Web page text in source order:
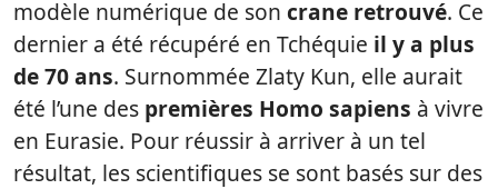
modèle numérique de son crane retrouvé. Ce
dernier a été récupéré en Tchéquie il y a plus
de 70 ans. Surnommée Zlaty Kun, elle aurait
été l’une des premières Homo sapiens à vivre
en Eurasie. Pour réussir à arriver à un tel
résultat, les scientifiques se sont basés sur des